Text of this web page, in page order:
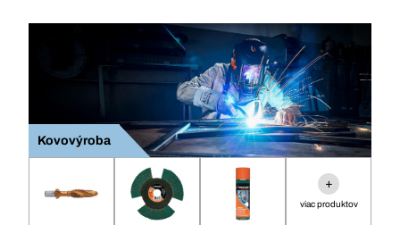
Kovovýroba
+
viac produktov